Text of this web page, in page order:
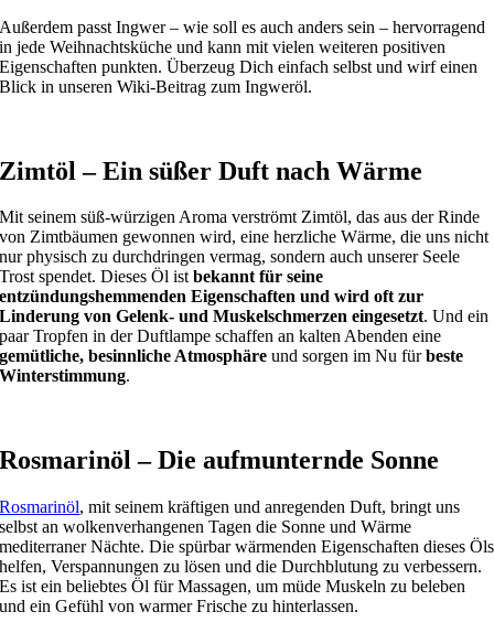
Außerdem passt Ingwer – wie soll es auch anders sein – hervorragend
in jede Weihnachtsküche und kann mit vielen weiteren positiven
Eigenschaften punkten. Überzeug Dich einfach selbst und wirf einen
Blick in unseren Wiki-Beitrag zum Ingweröl.
Zimtöl – Ein süßer Duft nach Wärme
Mit seinem süß-würzigen Aroma verströmt Zimtöl, das aus der Rinde
von Zimtbäumen gewonnen wird, eine herzliche Wärme, die uns nicht
nur physisch zu durchdringen vermag, sondern auch unserer Seele
Trost spendet. Dieses Öl istbekannt für seine
entzündungshemmenden Eigenschaften und wird oft zur
Linderung von Gelenk- und Muskelschmerzen eingesetzt. Und ein
paar Tropfen in der Duftlampe schaffen an kalten Abenden eine
gemütliche, besinnliche Atmosphäre und sorgen im Nu fürbeste
Winterstimmung.
Rosmarinöl – Die aufmunternde Sonne
Rosmarinöl, mit seinem kräftigen und anregenden Duft, bringt uns
selbst an wolkenverhangenen Tagen die Sonne und Wärme
mediterraner Nächte. Die spürbar wärmenden Eigenschaften dieses Öls
helfen, Verspannungen zu lösen und die Durchblutung zu verbessern.
Es ist ein beliebtes Öl für Massagen, um müde Muskeln zu beleben
und ein Gefühl von warmer Frische zu hinterlassen.